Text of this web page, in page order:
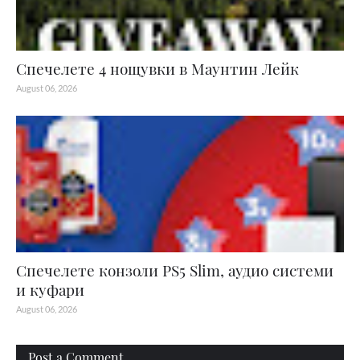
Спечелете 4 нощувки в Маунтин Лейк
August 06, 2026
Спечелете конзоли PS5 Slim, аудио системи
и куфари
August 06, 2026